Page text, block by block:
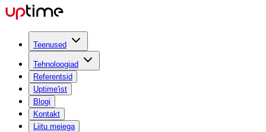
Teenused
Tehnoloogiad
Referentsid
Uptime'ist
Blogi
Kontakt
Liitu meiega